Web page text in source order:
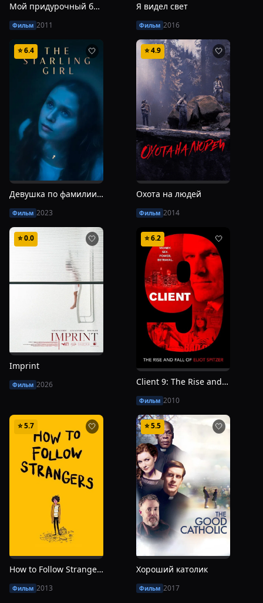
Мой придурочный брат
Фильм 2011
Я видел свет
Фильм 2016
⭐6.4 🤍
Девушка по фамилии Старлинг
Фильм 2023
⭐4.9 🤍
Охота на людей
Фильм 2014
⭐0.0 🤍
Imprint
Фильм 2026
⭐6.2 🤍
Client 9: The Rise and Fall of Eliot Spitzer
Фильм 2010
⭐5.7 🤍
How to Follow Strangers
Фильм 2013
⭐5.5 🤍
Хороший католик
Фильм 2017